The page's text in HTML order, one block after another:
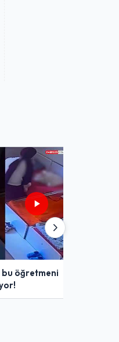
bu öğretmeni